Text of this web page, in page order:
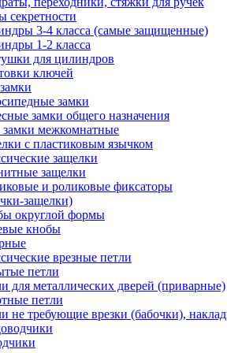
секретности
3-4 класса (самые защищенные)
1-2 класса
для цилиндров
ключей
замки
замки общего назначения
межкомнатные
с пластиковым язычком
защелки
защелки
и роликовые фиксаторы
защелки)
округлой формы
кнобы
врезные петли
петли
для металлических дверей (приварные)
петли
не требующие врезки (бабочки),